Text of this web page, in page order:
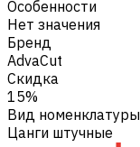
Особенности
Нет значения
Бренд
AdvaCut
Скидка
15%
Вид номенклатуры
Цанги штучные